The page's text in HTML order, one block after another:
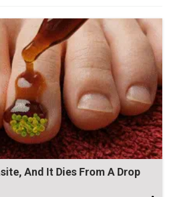
And It Dies From A Drop